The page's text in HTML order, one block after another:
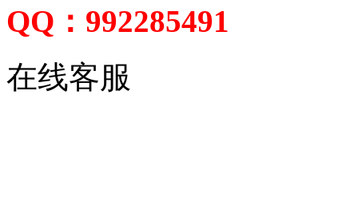
QQ：992285491
在线客服